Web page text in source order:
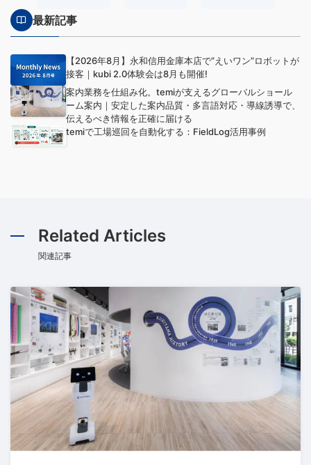
最新記事
【2026年8月】永和信用金庫本店で”えいワン”ロボットが
接客｜kubi 2.0体験会は8月も開催!
案内業務を仕組み化。temiが支えるグローバルショール
ーム案内｜安定した案内品質・多言語対応・導線誘導で、
伝えるべき情報を正確に届ける
temiで工場巡回を自動化する：FieldLog活用事例
Related Articles
関連記事